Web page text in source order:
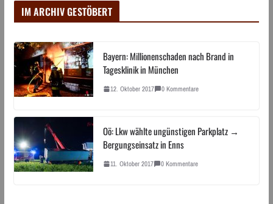
IM ARCHIV GESTÖBERT
Bayern: Millionenschaden nach Brand in
Tagesklinik in München
12. Oktober 2017 0 Kommentare
Oö: Lkw wählte ungünstigen Parkplatz →
Bergungseinsatz in Enns
11. Oktober 2017 0 Kommentare